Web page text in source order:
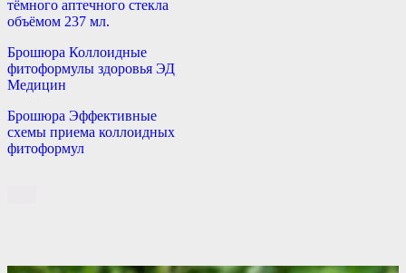
тёмного аптечного стекла
объёмом 237 мл.
Брошюра Коллоидные
фитоформулы здоровья ЭД
Медицин
Брошюра Эффективные
схемы приема коллоидных
фитоформул